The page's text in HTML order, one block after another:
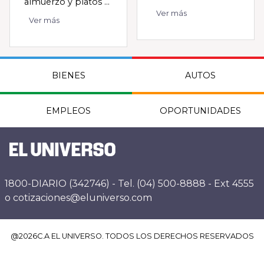
Ver más
Ver más
BIENES AUTOS
EMPLEOS OPORTUNIDADES
1800-DIARIO (342746) - Tel. (04) 500-8888 - Ext 4555
o cotizaciones@eluniverso.com
@2026C.A EL UNIVERSO. TODOS LOS DERECHOS RESERVADOS